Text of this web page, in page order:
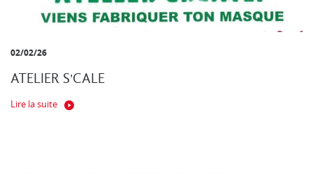
02/02/26
ATELIER S'CALE
Lire la suite